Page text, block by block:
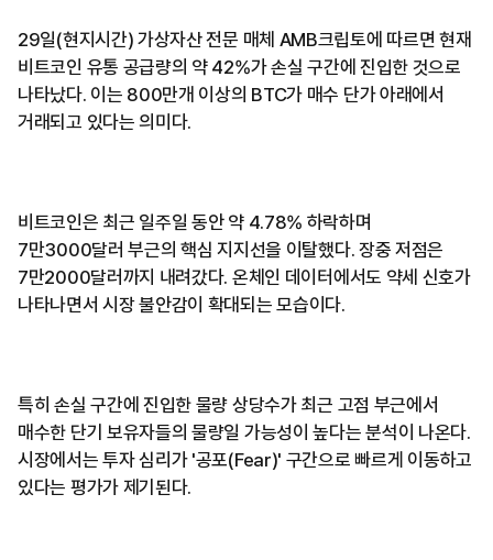
29일(현지시간) 가상자산 전문 매체 AMB크립토에 따르면 현재
비트코인 유통 공급량의 약 42%가 손실 구간에 진입한 것으로
나타났다. 이는 800만개 이상의 BTC가 매수 단가 아래에서
거래되고 있다는 의미다.
비트코인은 최근 일주일 동안 약 4.78% 하락하며
7만3000달러 부근의 핵심 지지선을 이탈했다. 장중 저점은
7만2000달러까지 내려갔다. 온체인 데이터에서도 약세 신호가
나타나면서 시장 불안감이 확대되는 모습이다.
특히 손실 구간에 진입한 물량 상당수가 최근 고점 부근에서
매수한 단기 보유자들의 물량일 가능성이 높다는 분석이 나온다.
시장에서는 투자 심리가 '공포(Fear)' 구간으로 빠르게 이동하고
있다는 평가가 제기된다.